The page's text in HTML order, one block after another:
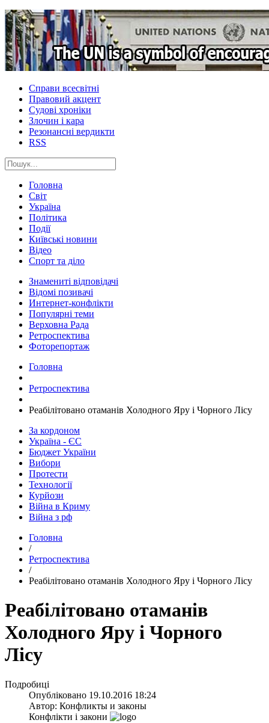
Справи всесвітні
Правовий акцент
Судові хроніки
Злочин і кара
Резонансні вердикти
RSS
Головна
Світ
Україна
Політика
Події
Київські новини
Відео
Спорт та діло
Знамениті відповідачі
Відомі позивачі
Интернет-конфлікти
Популярні теми
Верховна Рада
Ретроспектива
Фоторепортаж
Головна
Ретроспектива
​Реабілітовано отаманів Холодного Яру і Чорного Лісу
За кордоном
Україна - ЄС
Бюджет України
Вибори
Протести
Технології
Курйози
Війна в Криму
Війна з рф
Головна
/
Ретроспектива
/
​Реабілітовано отаманів Холодного Яру і Чорного Лісу
​Реабілітовано отаманів
Холодного Яру і Чорного
Лісу
Подробиці
Опубліковано 19.10.2016 18:24
Автор: Конфликты и законы
Конфлікти і закони